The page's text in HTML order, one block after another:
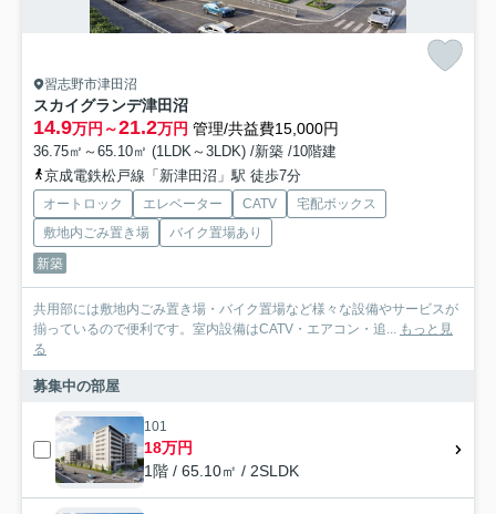
習志野市津田沼
スカイグランデ津田沼
14.9万円～21.2万円 管理/共益費15,000円
36.75㎡～65.10㎡ (1LDK～3LDK) /新築 /10階建
京成電鉄松戸線「新津田沼」駅 徒歩7分
オートロック エレベーター CATV
宅配ボックス
敷地内ごみ置き場
バイク置場あり
新築
共用部には敷地内ごみ置き場・バイク置場など様々な設備やサービスが
揃っているので便利です。室内設備はCATV・エアコン・追... もっと見
る
募集中の部屋
101
18万円
1階 / 65.10㎡ / 2SLDK